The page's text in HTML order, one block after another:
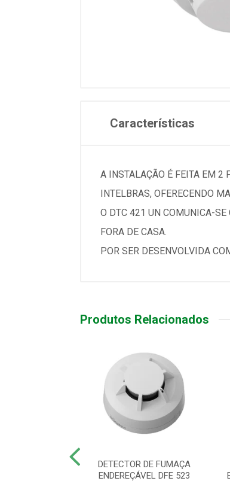
Características
A INSTALAÇÃO É FEITA EM 2
INTELBRAS, OFERECENDO
O DTC 421 UN COMUNICA-SE
FORA DE CASA.
POR SER DESENVOLVIDA
Produtos Relacionados
DETECTOR DE FUMAÇA
ENDEREÇÁVEL DFE 523